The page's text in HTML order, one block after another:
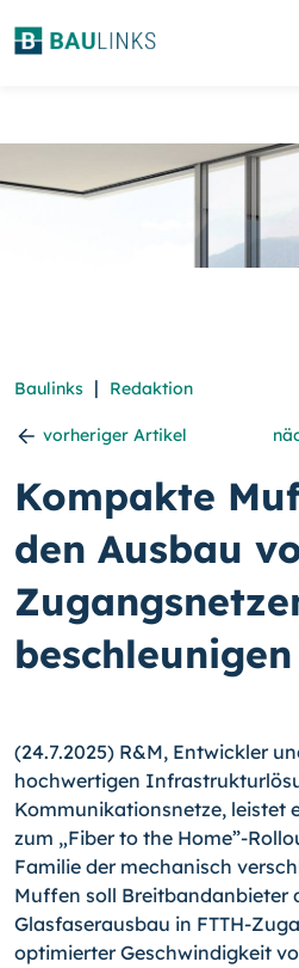
Baulinks | Redaktion
vorheriger Artikel
Kompakte
den Ausbau
beschleunigen
(24.7.2025) R&M, Entwickler
hochwertigen
Kommunikationsnetze, leistet
zum „Fiber to the Home”-
Familie der mechanisch
Muffen soll Breitbandanbieter
Glasfaserausbau in FTTH-
optimierter Geschwindigkeit